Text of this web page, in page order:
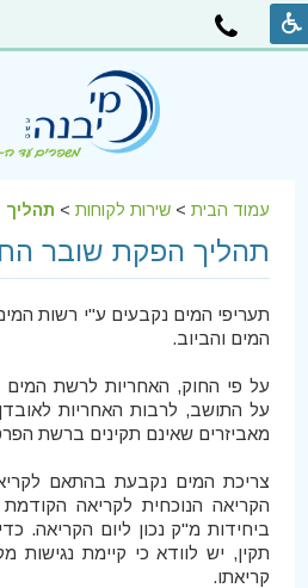
עמוד הבית> שירות לקוחות> תהליך
תהליך הפקת שובר
תעריפי המים נקבעים ע"י רשות
המים והביוב.
על פי החוק, האחריות לרשת המים
על התושב, לרבות האחריות
מאביזרים שאינם תקינים ברשת
צריכת המים נקבעת בהתאם
הקריאה הנוכחית לקריאה
ביחידות מ"ק נכון ליום הקריאה.
תקין, יש לוודא כי קיימת
קריאתו.